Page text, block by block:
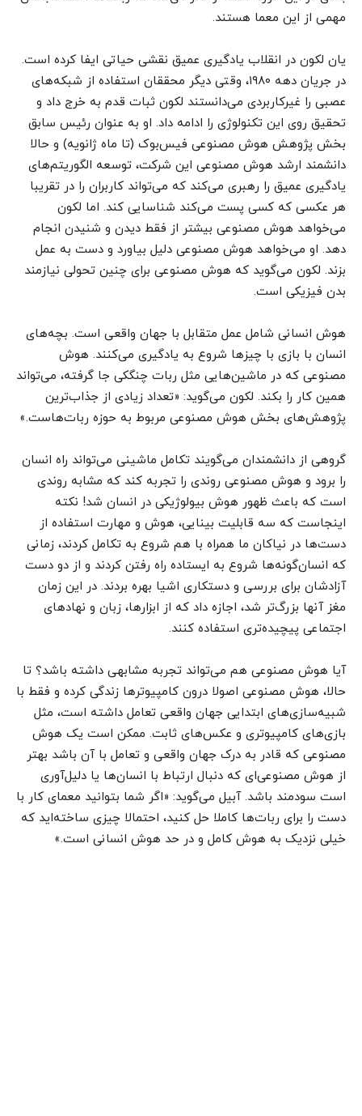
مهمی از این معما هستند.
یان لکون در انقلاب یادگیری عمیق نقشی حیاتی ایفا کرده است.
در جریان دهه ۱۹۸۰، وقتی دیگر محققان استفاده از شبکه‌های
عصبی را غیرکاربردی می‌دانستند لکون ثبات قدم به خرج داد و
تحقیق روی این تکنولوژی را ادامه داد. او به عنوان رئیس سابق
بخش پژوهش هوش مصنوعی فیس‌بوک (تا ماه ژانویه) و حالا
دانشمند ارشد هوش مصنوعی این شرکت، توسعه الگوریتم‌های
یادگیری عمیق را رهبری می‌کند که می‌تواند کاربران را در تقریبا
هر عکسی که کسی پست می‌کند شناسایی کند. اما لکون
می‌خواهد هوش مصنوعی بیشتر از فقط دیدن و شنیدن انجام
دهد. او می‌خواهد هوش مصنوعی دلیل بیاورد و دست به عمل
بزند. لکون می‌گوید که هوش مصنوعی برای چنین تحولی نیازمند
بدن فیزیکی است.
هوش انسانی شامل عمل متقابل با جهان واقعی است. بچه‌های
انسان با بازی با چیزها شروع به یادگیری می‌کنند. هوش
مصنوعی که در ماشین‌هایی مثل ربات‌‌‌‌‌‌‌‌‌‌‌‌‌‌‌‌‌‌‌‌‌‌‌‌‌‌‌‌‌‌‌‌‌‌‌‌‌‌‌‌‌‌‌‌‌‌‌ چنگکی جا گرفته، می‌تواند
همین کار را بکند. لکون می‌گوید: «تعداد زیادی از جذاب‌ترین
پژوهش‌های بخش هوش مصنوعی مربوط به حوزه ربات‌‌‌‌‌‌‌‌‌‌‌‌‌‌‌‌‌‌‌‌‌‌‌‌‌‌‌‌‌‌‌‌‌‌‌‌‌‌‌‌‌‌‌‌‌‌‌‌هاست.»
گروهی از دانشمندان می‌گویند تکامل ماشینی می‌تواند راه انسان
را برود و هوش مصنوعی روندی را تجربه کند که مشابه روندی
است که باعث ظهور هوش بیولوژیکی در انسان شد! نکته
اینجاست که سه قابلیت بینایی، هوش و مهارت استفاده از
دست‌ها در نیاکان ما همراه با هم شروع به تکامل کردند، زمانی
که انسان‌گونه‌ها شروع به ایستاده راه رفتن کردند و از دو دست
آزادشان برای بررسی و دستکاری اشیا بهره بردند. در این زمان
مغز آنها بزرگ‌تر شد، اجازه داد که از ابزارها، زبان و نهادهای
اجتماعی پیچیده‌تری استفاده کنند.
آیا هوش مصنوعی هم می‌تواند تجربه مشابهی داشته باشد؟ تا
حالا، هوش مصنوعی اصولا درون کامپیوترها زندگی کرده و فقط با
شبیه‌سازی‌های ابتدایی جهان واقعی تعامل داشته‌ است، مثل
بازی‌های کامپیوتری و عکس‌های ثابت. ممکن است یک هوش
مصنوعی که قادر به درک جهان واقعی و تعامل با آن باشد بهتر
از هوش مصنوعی‌ای که دنبال ارتباط با انسان‌ها یا دلیل‌آوری
است سودمند باشد. آبیل می‌گوید: «اگر شما بتوانید معمای کار با
دست را برای ربات‌‌‌‌‌‌‌‌‌‌‌‌‌‌‌‌‌‌‌‌‌‌‌‌‌‌‌‌‌‌‌‌‌‌‌‌‌‌‌‌‌‌‌‌‌‌‌‌ها کاملا حل کنید، احتمالا چیزی ساخته‌اید که
خیلی نزدیک به هوش کامل و در حد هوش انسانی است.»